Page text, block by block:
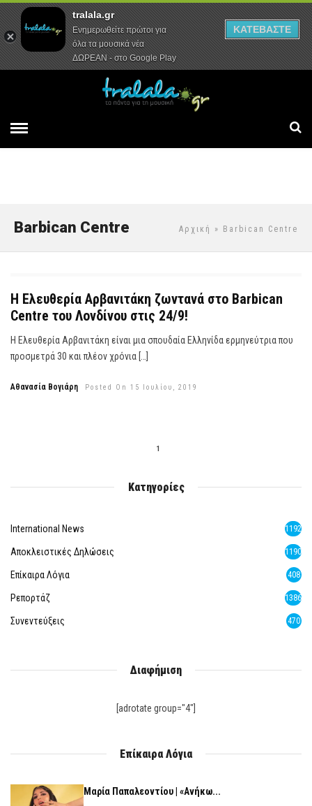
Αρχική Συνεντεύξεις Ρεπορτάζ
Αρχική » Barbican Centre
Barbican Centre
Η Ελευθερία Αρβανιτάκη ζωντανά στο Barbican
Centre του Λονδίνου στις 24/9!
Η Ελευθερία Αρβανιτάκη είναι μια σπουδαία Ελληνίδα ερμηνεύτρια που
προσμετρά 30 και πλέον χρόνια […]
Αθανασία Βογιάρη Posted On 15 Ιουλίου, 2019
1
Κατηγορίες
International News 1192
Αποκλειστικές Δηλώσεις 1190
Επίκαιρα Λόγια 408
Ρεπορτάζ 1386
Συνεντεύξεις 470
Διαφήμιση
[adrotate group="4"]
Επίκαιρα Λόγια
Μαρία Παπαλεοντίου | «Ανήκω...
tralala.gr
Ενημερωθείτε πρώτοι για
όλα τα μουσικά νέα
ΔΩΡΕΑΝ - στο Google Play
ΚΑΤΕΒΑΣΤΕ